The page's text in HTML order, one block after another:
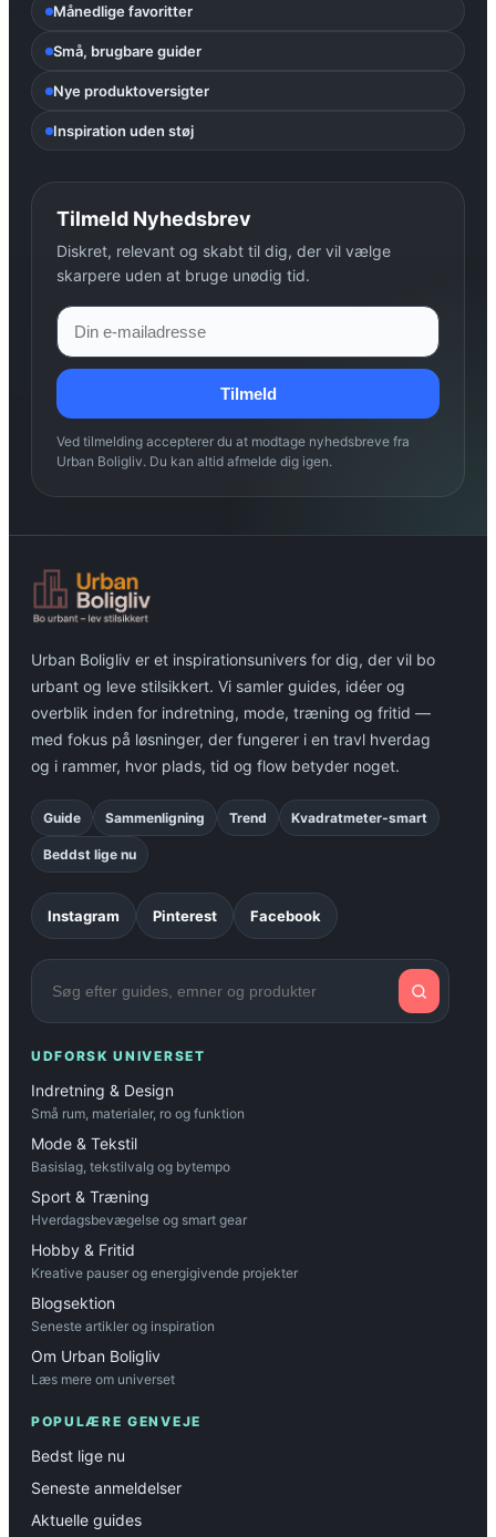
Månedlige favoritter
Små, brugbare guider
Nye produktoversigter
Inspiration uden støj
Tilmeld Nyhedsbrev
Diskret, relevant og skabt til dig, der vil vælge
skarpere uden at bruge unødig tid.
Tilmeld
Ved tilmelding accepterer du at modtage nyhedsbreve fra
Urban Boligliv. Du kan altid afmelde dig igen.
Urban Boligliv er et inspirationsunivers for dig, der vil bo
urbant og leve stilsikkert. Vi samler guides, idéer og
overblik inden for indretning, mode, træning og fritid —
med fokus på løsninger, der fungerer i en travl hverdag
og i rammer, hvor plads, tid og flow betyder noget.
Guide Sammenligning Trend Kvadratmeter-smart
Beddst lige nu
Instagram Pinterest Facebook
UDFORSK UNIVERSET
Indretning & Design
Små rum, materialer, ro og funktion
Mode & Tekstil
Basislag, tekstilvalg og bytempo
Sport & Træning
Hverdagsbevægelse og smart gear
Hobby & Fritid
Kreative pauser og energigivende projekter
Blogsektion
Seneste artikler og inspiration
Om Urban Boligliv
Læs mere om universet
POPULÆRE GENVEJE
Bedst lige nu
Seneste anmeldelser
Aktuelle guides